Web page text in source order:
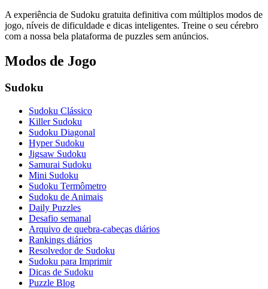
A experiência de Sudoku gratuita definitiva com múltiplos modos de
jogo, níveis de dificuldade e dicas inteligentes. Treine o seu cérebro
com a nossa bela plataforma de puzzles sem anúncios.
Modos de Jogo
Sudoku
Sudoku Clássico
Killer Sudoku
Sudoku Diagonal
Hyper Sudoku
Jigsaw Sudoku
Samurai Sudoku
Mini Sudoku
Sudoku Termômetro
Sudoku de Animais
Daily Puzzles
Desafio semanal
Arquivo de quebra-cabeças diários
Rankings diários
Resolvedor de Sudoku
Sudoku para Imprimir
Dicas de Sudoku
Puzzle Blog